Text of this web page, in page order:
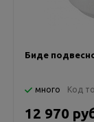
Биде
много Код
12 970